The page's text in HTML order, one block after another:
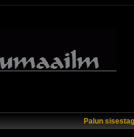
Palun